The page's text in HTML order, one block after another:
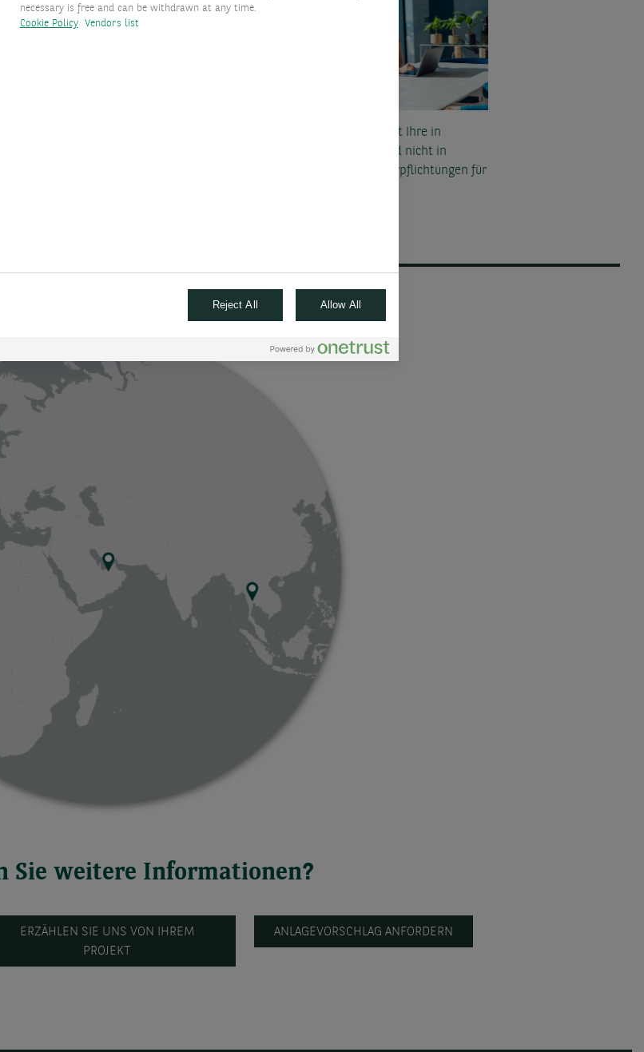
... visualisieren Sie jederzeit Ihre in
Anspruch genommenen und nicht in
Anspruch genommenen Verpflichtungen für
Sie weitere Informationen?
ERZÄHLEN SIE UNS VON IHREM
PROJEKT
ANLAGEVORSCHLAG ANFORDERN
necessary is free and can be withdrawn at any time.
Cookie Policy
Vendors list
Reject All Allow All